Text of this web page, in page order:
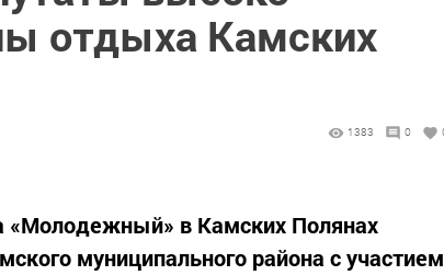
отдыха Камских
1383 0
«Молодежный» в Камских Полянах
муниципального района с участием